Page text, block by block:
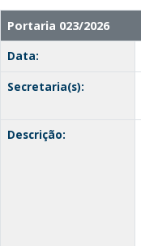
Portaria 023/2026
Data:
Secretaria(s):
Descrição: